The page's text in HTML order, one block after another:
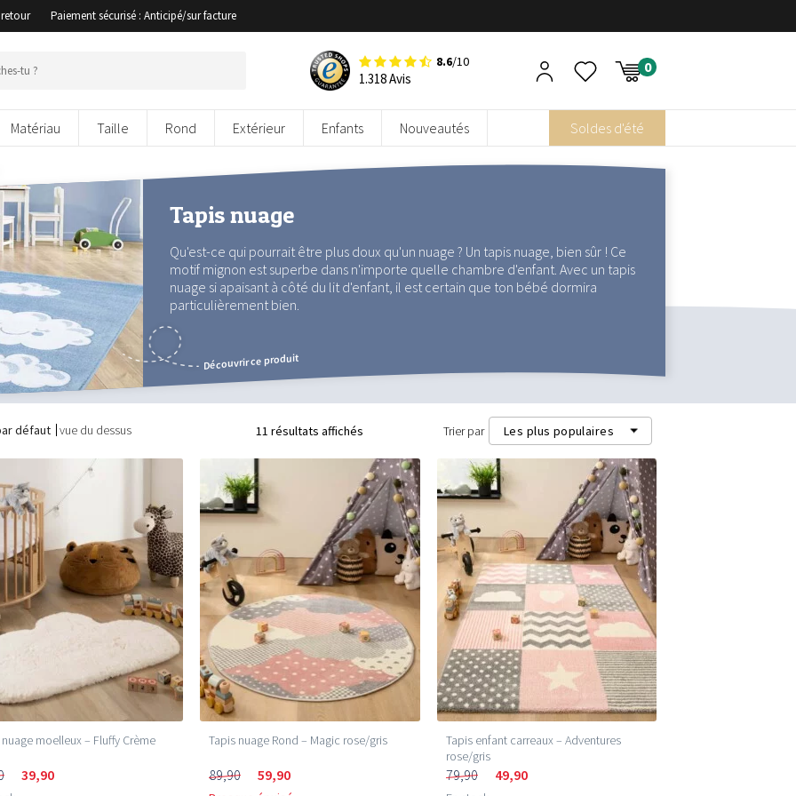
Paiement sécurisé : Anticipé/sur facture
8.6/10
1.318 Avis
Matériau Taille Rond Extérieur Enfants Nouveautés Soldes d'été
Tapis nuage
Qu'est-ce qui pourrait être plus doux qu'un nuage ? Un tapis nuage, bien sûr ! Ce
motif mignon est superbe dans n'importe quelle chambre d'enfant. Avec un tapis
nuage si apaisant à côté du lit d'enfant, il est certain que ton bébé dormira
particulièrement bien.
Découvrir ce produit
défaut vue du dessus 11 résultats affichés Trier par Les plus populaires
Les plus populaires
Les plus récents
Prix les plus bas (m²)
Prix les plus élevés (m²)
moelleux – Fluffy Crème
39,90
Tapis nuage Rond – Magic rose/gris
89,90 59,90
Tapis enfant carreaux – Adventures
rose/gris
79,90 49,90